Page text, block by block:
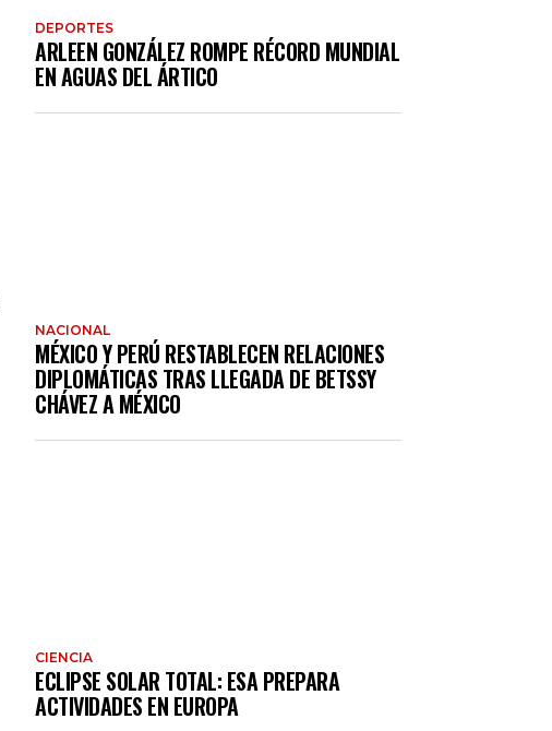
DEPORTES
ARLEEN GONZÁLEZ ROMPE RÉCORD MUNDIAL
EN AGUAS DEL ÁRTICO
NACIONAL
MÉXICO Y PERÚ RESTABLECEN RELACIONES
DIPLOMÁTICAS TRAS LLEGADA DE BETSSY
CHÁVEZ A MÉXICO
CIENCIA
ECLIPSE SOLAR TOTAL: ESA PREPARA
ACTIVIDADES EN EUROPA